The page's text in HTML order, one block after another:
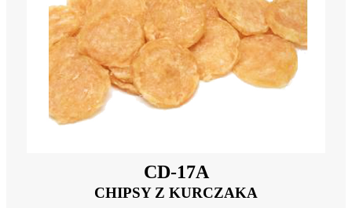
CD-17A
CHIPSY Z KURCZAKA